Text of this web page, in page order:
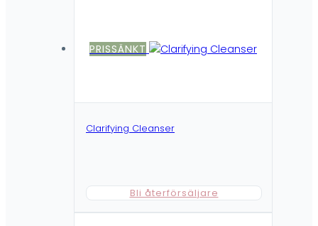
PRISSÄNKT
Clarifying Cleanser
Bli återförsäljare